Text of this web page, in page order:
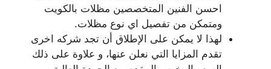
احسن الفنين المتخصصين مظلات بالكويت
ومتمكن من تفصيل اي نوع مظلات.
لهذا لا يمكن على الإطلاق أن تجد شركه اخرى
تقدم المزايا التي نعلن عنها، و علاوة على ذلك